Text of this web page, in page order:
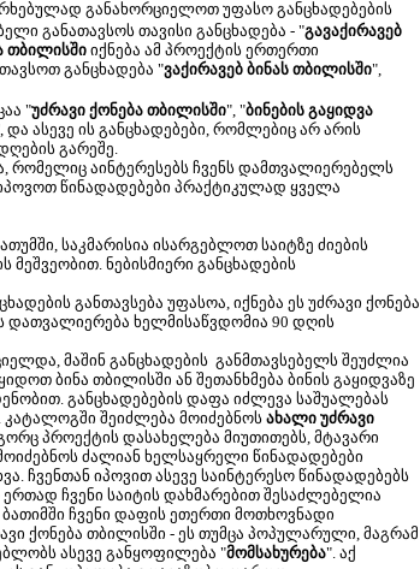
განახორციელოთ უფასო განცხადებების
განათავსოს თავისი განცხადება - "გავაქირავებ
თბილისში იქნება ამ პროექტის ერთერთი
განცხადება "ვაქირავებ ბინას თბილისში",
"უძრავი ქონება თბილისში", "ბინების გაყიდვა
და ასევე ის განცხადებები, რომლებიც არ არის
გარეშე.
რომელიც აინტერესებს ჩვენს დამთვალიერებელს
წინადადებები პრაქტიკულად ყველა
საკმარისია ისარგებლოთ საიტზე ძიების
ნებისმიერი განცხადების
განთავსება უფასოა, იქნება ეს უძრავი ქონება
დათვალიერება ხელმისაწვდომია 90 დღის
მაშინ განცხადების განმთავსებელს შეუძლია
ბინა თბილისში ან შეთანხმება ბინის გაყიდვაზე
განცხადებების დაფა იძლევა საშუალებას
კატალოგში შეიძლება მოიძებნოს ახალი უძრავი
პროექტის დასახელება მიუთითებს, მტავარი
ძალიან ხელსაყრელი წინადადებები
ჩვენთან იპოვით ასევე საინტერესო წინადადებებს
ერთად ჩვენი საიტის დახმარებით შესაძლებელია
ჩვენი დაფის ეთერთი მოთხოვნადი
ქონება თბილისში - ეს თუმცა პოპულარული, მაგრამ
ასევე განყოფილება "მომსახურება". აქ